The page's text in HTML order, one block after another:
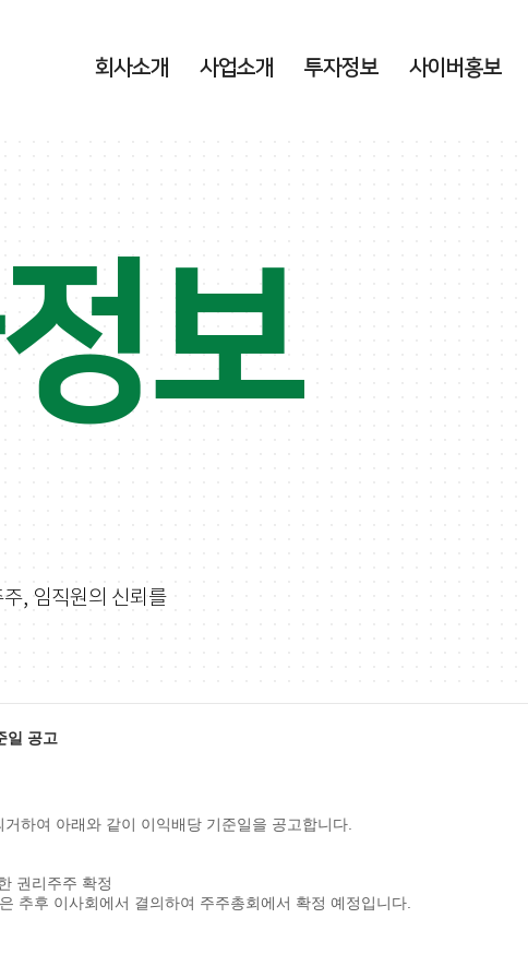
회사소개 사업소개 투자정보 사이버홍보
보
, 임직원의 신뢰를
일 공고
하여 아래와 같이 이익배당 기준일을 공고합니다.
권리주주 확정
추후 이사회에서 결의하여 주주총회에서 확정 예정입니다.